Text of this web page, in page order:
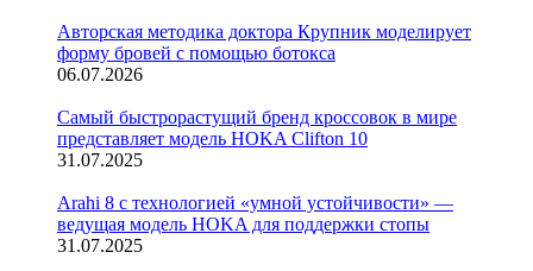
Авторская методика доктора Крупник моделирует
форму бровей с помощью ботокса
06.07.2026
Cамый быстрорастущий бренд кроссовок в мире
представляет модель HOKA Clifton 10
31.07.2025
Arahi 8 c технологией «умной устойчивости» —
ведущая модель HOKA для поддержки стопы
31.07.2025